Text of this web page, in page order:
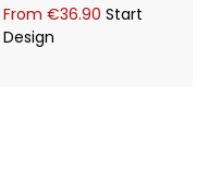
From €36.90 Start
Design